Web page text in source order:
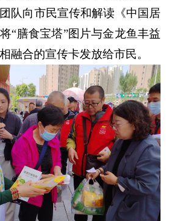
队向市民宣传和解读《中国居
“膳食宝塔”图片与金龙鱼丰益
融合的宣传卡发放给市民。